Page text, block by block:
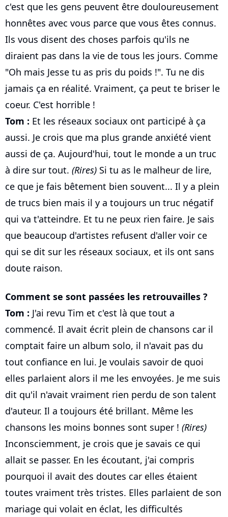
c'est que les gens peuvent être douloureusement
honnêtes avec vous parce que vous êtes connus.
Ils vous disent des choses parfois qu'ils ne
diraient pas dans la vie de tous les jours. Comme
"Oh mais Jesse tu as pris du poids !". Tu ne dis
jamais ça en réalité. Vraiment, ça peut te briser le
coeur. C'est horrible !
Tom : Et les réseaux sociaux ont participé à ça
aussi. Je crois que ma plus grande anxiété vient
aussi de ça. Aujourd'hui, tout le monde a un truc
à dire sur tout. (Rires) Si tu as le malheur de lire,
ce que je fais bêtement bien souvent... Il y a plein
de trucs bien mais il y a toujours un truc négatif
qui va t'atteindre. Et tu ne peux rien faire. Je sais
que beaucoup d'artistes refusent d'aller voir ce
qui se dit sur les réseaux sociaux, et ils ont sans
doute raison.
Comment se sont passées les retrouvailles ?
Tom : J'ai revu Tim et c'est là que tout a
commencé. Il avait écrit plein de chansons car il
comptait faire un album solo, il n'avait pas du
tout confiance en lui. Je voulais savoir de quoi
elles parlaient alors il me les envoyées. Je me suis
dit qu'il n'avait vraiment rien perdu de son talent
d'auteur. Il a toujours été brillant. Même les
chansons les moins bonnes sont super ! (Rires)
Inconsciemment, je crois que je savais ce qui
allait se passer. En les écoutant, j'ai compris
pourquoi il avait des doutes car elles étaient
toutes vraiment très tristes. Elles parlaient de son
mariage qui volait en éclat, les difficultés